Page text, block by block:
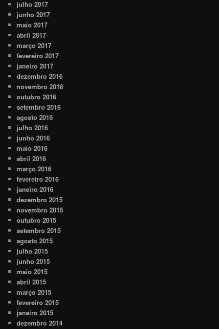
julho 2017
junho 2017
maio 2017
abril 2017
março 2017
fevereiro 2017
janeiro 2017
dezembro 2016
novembro 2016
outubro 2016
setembro 2016
agosto 2016
julho 2016
junho 2016
maio 2016
abril 2016
março 2016
fevereiro 2016
janeiro 2016
dezembro 2015
novembro 2015
outubro 2015
setembro 2015
agosto 2015
julho 2015
junho 2015
maio 2015
abril 2015
março 2015
fevereiro 2015
janeiro 2015
dezembro 2014